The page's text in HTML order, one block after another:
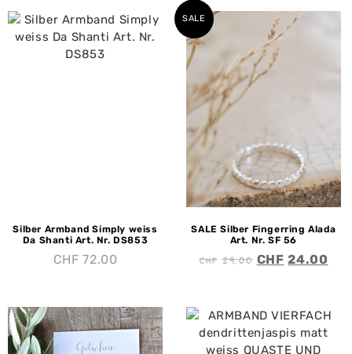
Silber Armband Simply weiss
Da Shanti Art. Nr. DS853
CHF 72.00
SALE
SALE Silber Fingerring Alada
Art. Nr. SF 56
CHF29.00 CHF 24.00